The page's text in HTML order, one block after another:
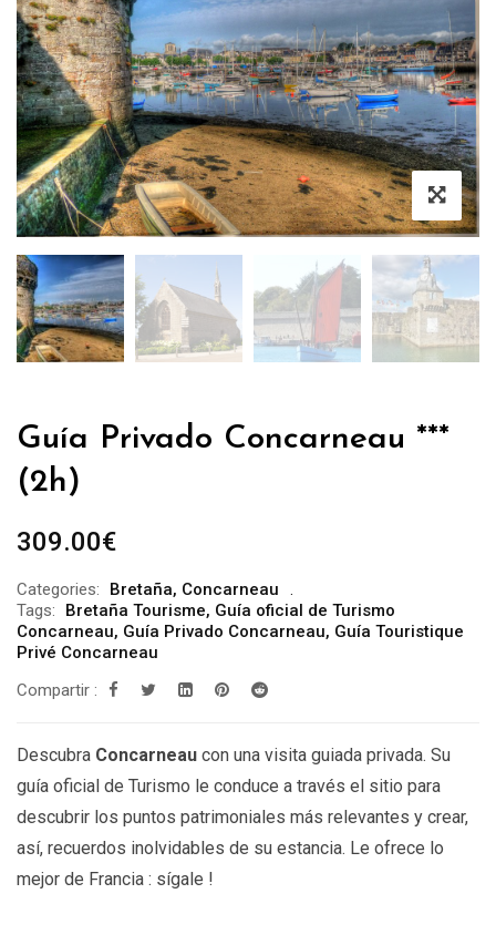
Guía Privado Concarneau ***
(2h)
309.00€
Categories: Bretaña, Concarneau
Tags:
Bretaña Tourisme, Guía oficial de Turismo
Concarneau, Guía Privado Concarneau, Guía Touristique
Privé Concarneau
Compartir :
Descubra Concarneau con una visita guiada privada. Su
guía oficial de Turismo le conduce a través el sitio para
descubrir los puntos patrimoniales más relevantes y crear,
así, recuerdos inolvidables de su estancia. Le ofrece lo
mejor de Francia : sígale !